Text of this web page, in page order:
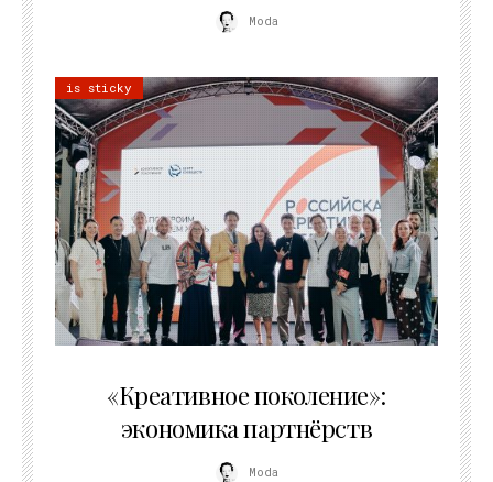
Moda
is sticky
«Креативное поколение»:
экономика партнёрств
Moda